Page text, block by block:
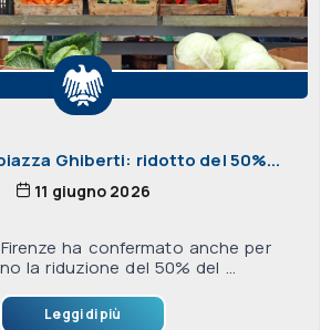
Ghiberti: ridotto del 50%...
11 giugno 2026
ha confermato anche per
la riduzione del 50% del ...
Leggi di più